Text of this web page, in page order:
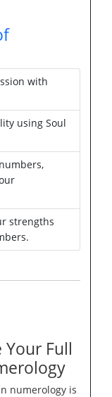
with
using Soul
strengths
Your Full
numerology is